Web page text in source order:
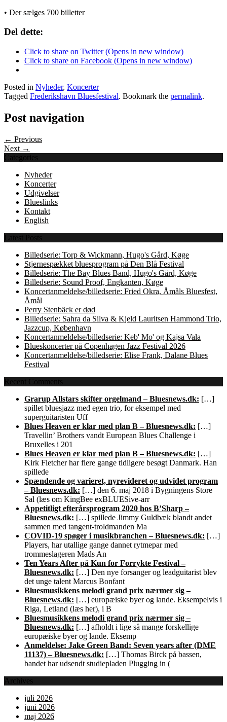
• Der sælges 700 billetter
Del dette:
Click to share on Twitter (Opens in new window)
Click to share on Facebook (Opens in new window)
Posted in Nyheder, Koncerter
Tagged Frederikshavn Bluesfestival. Bookmark the permalink.
Post navigation
← Previous
Next →
Categories
Nyheder
Koncerter
Udgivelser
Blueslinks
Kontakt
English
Latest Posts
Billedserie: Torp & Wickmann, Hugo's Gård, Køge
Stjernespækket bluesprogram på Den Blå Festival
Billedserie: The Bay Blues Band, Hugo's Gård, Køge
Billedserie: Sound Proof, Engkanten, Køge
Koncertanmeldelse/billedserie: Fried Okra, Åmåls Bluesfest,
Åmål
Perry Stenbäck er død
Billedserie: Sahra da Silva & Kjeld Lauritsen Hammond Trio,
Jazzcup, København
Koncertanmeldelse/billedserie: Keb' Mo' og Kajsa Vala
Blueskoncerter på Copenhagen Jazz Festival 2026
Koncertanmeldelse/billedserie: Elise Frank, Dalane Blues
Festival
Recent Comments
Grarup Allstars skifter orgelmand – Bluesnews.dk: […]
spillet bluesjazz med egen trio, for eksempel med
superguitaristen Uff
Blues Heaven er klar med plan B – Bluesnews.dk: […]
Travellin’ Brothers vandt European Blues Challenge i
Bruxelles i 201
Blues Heaven er klar med plan B – Bluesnews.dk: […]
Kirk Fletcher har flere gange tidligere besøgt Danmark. Han
spillede
Spændende og varieret, nyrevideret og udvidet program
– Bluesnews.dk: […] den 6. maj 2018 i Bygningens Store
Sal (læs om KingBee exBLUESive-arr
Appetitligt efterårsprogram 2020 hos B’Sharp –
Bluesnews.dk: […] spillede Jimmy Guldbæk blandt andet
sammen med tangent-troldmanden Ma
COVID-19 spøger i musikbranchen – Bluesnews.dk: […]
Players, har utallige gange dannet rytmepar med
trommeslageren Mads An
Ten Years After på Kun for Forrykte Festival –
Bluesnews.dk: […] Den nye forsanger og leadguitarist blev
det unge talent Marcus Bonfant
Bluesmusikkens melodi grand prix nærmer sig –
Bluesnews.dk: […] europæiske byer og lande. Eksempelvis i
Riga, Letland (læs her), i B
Bluesmusikkens melodi grand prix nærmer sig –
Bluesnews.dk: […] afholdt i lige så mange forskellige
europæiske byer og lande. Eksemp
Anmeldelse: Jake Green Band: Seven years after (DME
11137) – Bluesnews.dk: […] Thomas Birck på bassen,
bandet har udsendt studiepladen Plugging in (
Archives
juli 2026
juni 2026
maj 2026